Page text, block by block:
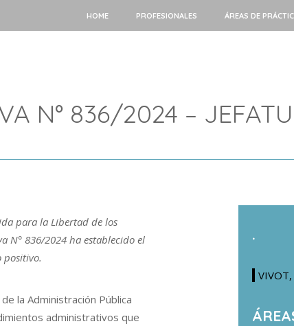
HOME PROFESIONALES ÁREAS DE
N° 836/2024 –
para la Libertad de los
N° 836/2024 ha establecido el
la Administración Pública
administrativos que
.